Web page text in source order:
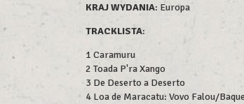
KRAJ WYDANIA: Europa
TRACKLISTA:
1 Caramuru
2 Toada P'ra Xango
3 De Deserto a Deserto
4 Loa de Maracatu: Vovo Falou/